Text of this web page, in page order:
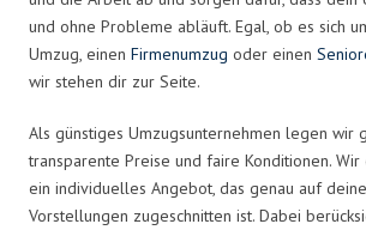
und ohne Probleme abläuft. Egal, ob es sich
Umzug, einen Firmenumzug oder einen
wir stehen dir zur Seite.
Als günstiges Umzugsunternehmen legen wir
transparente Preise und faire Konditionen.
ein individuelles Angebot, das genau auf
Vorstellungen zugeschnitten ist. Dabei